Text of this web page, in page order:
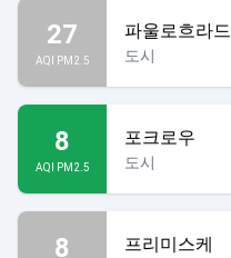
27
AQI PM2.5
파울로흐라드
도시
8
AQI PM2.5
포크로우
도시
8 프리미스케